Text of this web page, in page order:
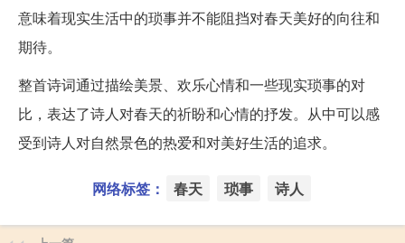
意味着现实生活中的琐事并不能阻挡对春天美好的向往和
期待。
整首诗词通过描绘美景、欢乐心情和一些现实琐事的对
比，表达了诗人对春天的祈盼和心情的抒发。从中可以感
受到诗人对自然景色的热爱和对美好生活的追求。
网络标签： 春天 琐事 诗人